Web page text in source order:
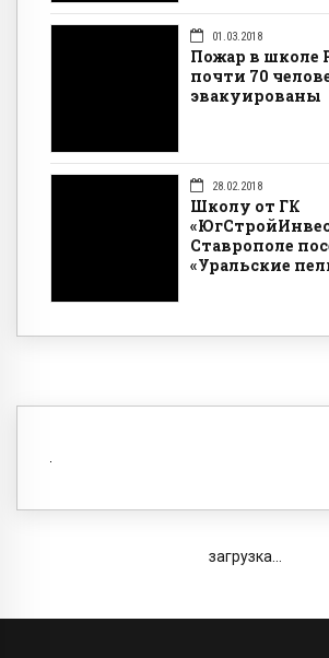
01.03.2018
Пожар в школе
почти 70
эвакуированы
28.02.2018
Школу от ГК
Ставрополе
«Уральские
загрузка...